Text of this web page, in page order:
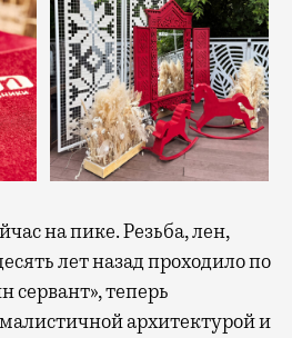
на пике. Резьба, лен,
лет назад проходило по
сервант», теперь
архитектурой и